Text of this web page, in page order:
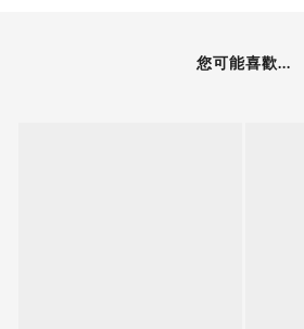
您可能喜歡...